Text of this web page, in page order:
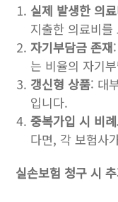
실제 발생한 의
지출한 의료비를
자기부담금 존재
는 비율의 자기
갱신형 상품: 대
입니다.
중복가입 시 비
다면, 각 보험사
실손보험 청구 시